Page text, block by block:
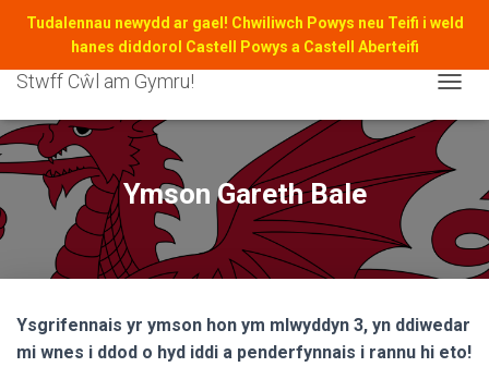
Tudalennau newydd ar gael! Chwiliwch Powys neu Teifi i weld
hanes diddorol Castell Powys a Castell Aberteifi
Stwff Cŵl am Gymru!
O
A
V
A
T
Ymson Gareth Bale
Ysgrifennais yr ymson hon ym mlwyddyn 3, yn ddiwedar
mi wnes i ddod o hyd iddi a penderfynnais i rannu hi eto!